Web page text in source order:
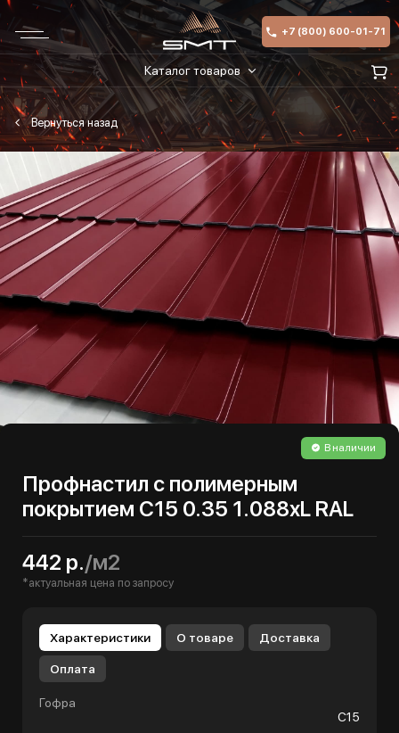
+7 (800) 600-01-71
Каталог товаров
В наличии
Профнастил с полимерным
покрытием С15 0.35 1.088хL RAL
442 р./м2
*актуальная цена по запросу
Характеристики О товаре Доставка
Оплата
Гофра
С15